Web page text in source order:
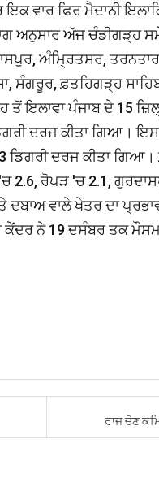
ਵਾਰ ਫਿਰ ਮੈਦਾਨੀ
ਅਨੁਸਾਰ ਅੱਜ ਚੰਡੀਗੜ੍ਹ
ਅੰਮ੍ਰਿਤਸਰ,
ਸੰਗਰੂਰ, ਫ਼ਤਹਿਗੜ੍ਹ
ਇਲਾਵਾ ਪੰਜਾਬ ਦੇ 15
ਦਰਜ ਕੀਤਾ ਗਿਆ।
ਦਰਜ ਕੀਤਾ
2.6, ਰੋਪੜ 'ਚ 2.1,
ਵਾਲੇ ਖੇਤਰ ਦਾ
ਨੇ 19 ਦਸੰਬਰ ਤਕ ਮੌਸਮ
ਰਾਜ ਚੋਣ